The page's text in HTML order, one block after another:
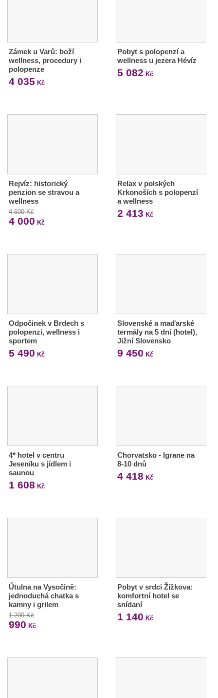
Zámek u Varů: boží
wellness, procedury i
polopenze
4 035 Kč
Pobyt s polopenzí a
wellness u jezera Hévíz
5 082 Kč
Rejvíz: historický
penzion se stravou a
wellness
4 600 Kč
4 000 Kč
Relax v polských
Krkonoších s polopenzí
a wellness
2 413 Kč
Odpočinek v Brdech s
polopenzí, wellness i
sportem
5 490 Kč
Slovenské a maďarské
termály na 5 dní (hotel),
Jižní Slovensko
9 450 Kč
4* hotel v centru
Jeseníku s jídlem i
saunou
1 608 Kč
Chorvatsko - Igrane na
8-10 dnů
4 418 Kč
Útulna na Vysočině:
jednoduchá chatka s
kamny i grilem
1 200 Kč
990 Kč
Pobyt v srdci Žižkova:
komfortní hotel se
snídaní
1 140 Kč